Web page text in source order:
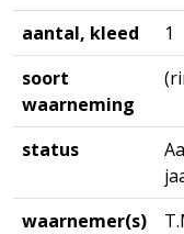
aantal, kleed
1
soort
waarneming
status
waarnemer(s)